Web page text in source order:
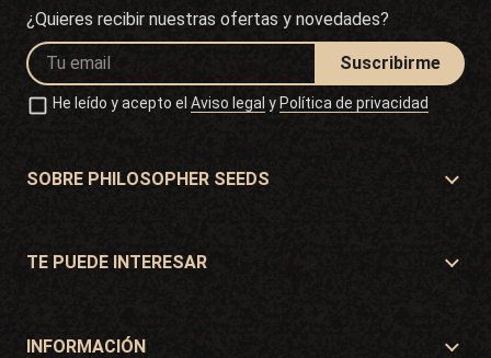
¿Quieres recibir nuestras ofertas y novedades?
Suscribirme
He leído y acepto elAviso legal y Política de privacidad
SOBRE PHILOSOPHER SEEDS
Situación y Contacto
TE PUEDE INTERESAR
Ofertas
INFORMACIÓN